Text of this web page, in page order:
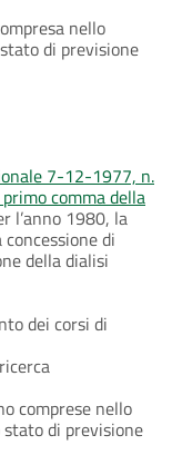
nello
di previsione
7-12-1977, n.
comma della
l’anno 1980, la
di
della dialisi
dei corsi di
comprese nello
di previsione